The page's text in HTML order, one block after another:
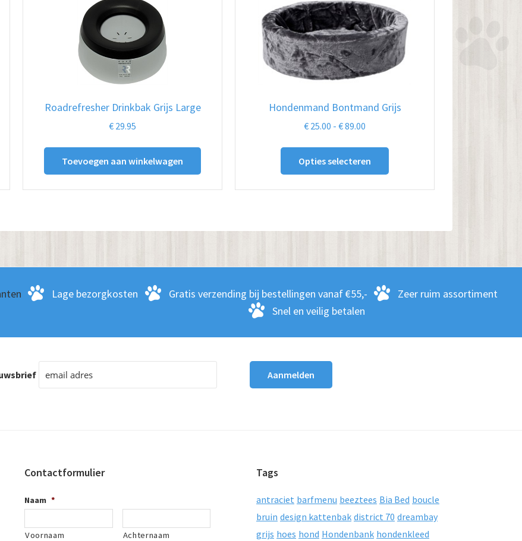
Roadrefresher Drinkbak Grijs Large
€ 29.95
Toevoegen aan winkelwagen
Hondenmand Bontmand Grijs
€ 25.00 - €89.00
€ 89.00
Opties selecteren
Dit
Deze
kan
worden
de
Lage bezorgkosten Gratis verzending bij bestellingen vanaf €55,-
Zeer ruim assortiment
Snel en veilig betalen
Contactformulier
Naam *
Voornaam Achternaam
Tags
antraciet barfmenu beeztees Bia Bed boucle
bruin design kattenbak district 70 dreambay
grijs hoes hond Hondenbank hondenkleed